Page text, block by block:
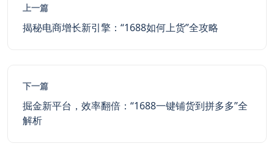
上一篇
揭秘电商增长新引擎：“1688如何上货”全攻略
下一篇
掘金新平台，效率翻倍：“1688一键铺货到拼多多”全
解析